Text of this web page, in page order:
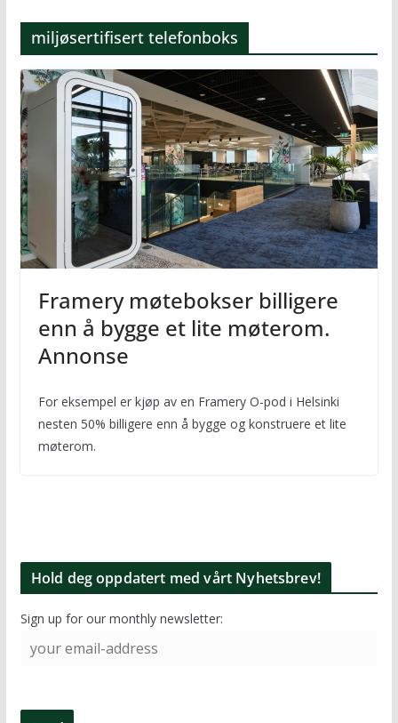
miljøsertifisert telefonboks
Framery møtebokser billigere
enn å bygge et lite møterom.
Annonse
For eksempel er kjøp av en Framery O-pod i Helsinki
nesten 50% billigere enn å bygge og konstruere et lite
møterom.
Hold deg oppdatert med vårt Nyhetsbrev!
Sign up for our monthly newsletter: